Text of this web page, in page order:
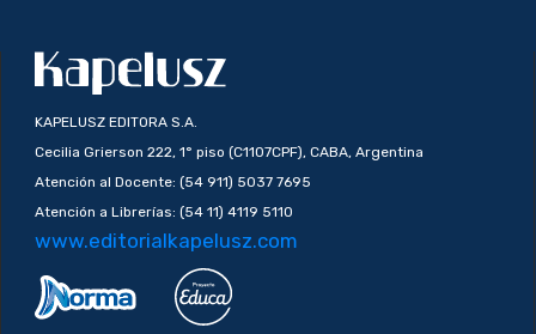
KAPELUSZ EDITORA S.A.
Cecilia Grierson 222, 1° piso (C1107CPF), CABA, Argentina
Atención al Docente: (54 911) 5037 7695
Atención a Librerías: (54 11) 4119 5110
www.editorialkapelusz.com